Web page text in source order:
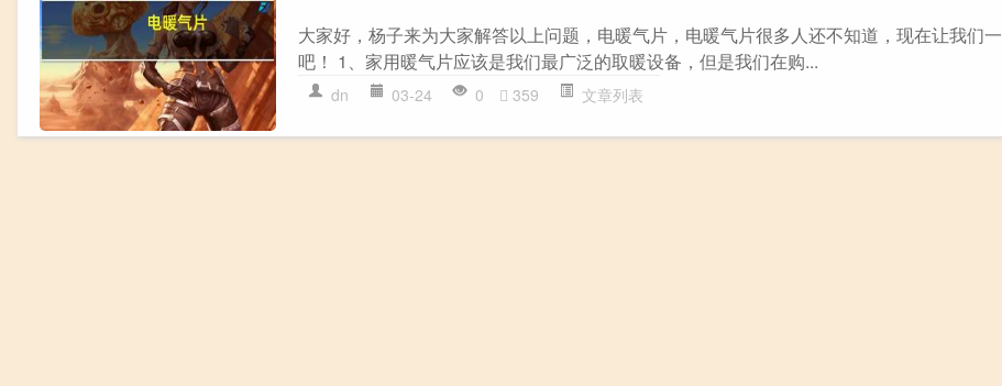
大家好，杨子来为大家解答以上问题，电暖气片，电暖气片很多人还不知道，现在让我们
吧！ 1、家用暖气片应该是我们最广泛的取暖设备，但是我们在购...
dn 03-24 0 359 文章列表